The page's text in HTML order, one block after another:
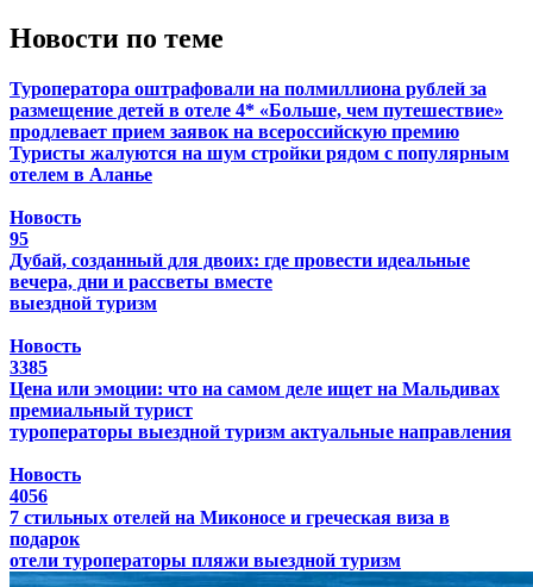
Новости по теме
Туроператора оштрафовали на полмиллиона рублей за
размещение детей в отеле 4* «Больше, чем путешествие»
продлевает прием заявок на всероссийскую премию
Туристы жалуются на шум стройки рядом с популярным
отелем в Аланье
Новость
95
Дубай, созданный для двоих: где провести идеальные
вечера, дни и рассветы вместе
выездной туризм
Новость
3385
Цена или эмоции: что на самом деле ищет на Мальдивах
премиальный турист
туроператоры выездной туризм актуальные направления
Новость
4056
7 стильных отелей на Миконосе и греческая виза в
подарок
отели туроператоры пляжи выездной туризм